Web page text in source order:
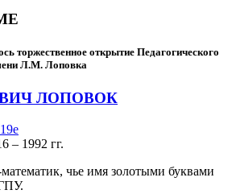
торжественное открытие Педагогического
Л.М. Лоповка
ЛОПОВОК
– 1992 гг.
чье имя золотыми буквами